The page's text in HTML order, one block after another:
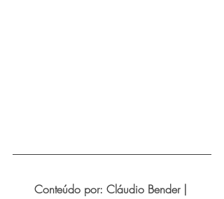
Conteúdo por: Cláudio Bender |